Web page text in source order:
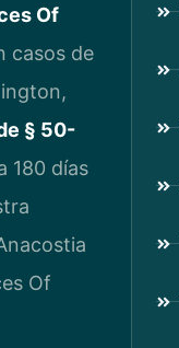
Of
casos de
§ 50-
180 días
Of